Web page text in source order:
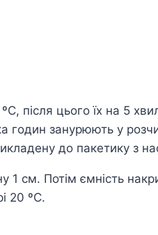
після цього їх на 5
годин занурюють у
до пакетику з
1 см. Потім ємність
20 ºC.